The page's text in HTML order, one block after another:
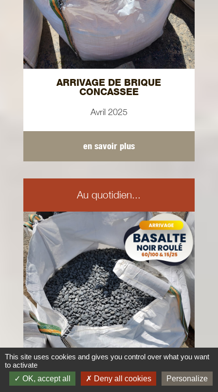
ARRIVAGE DE BRIQUE
CONCASSEE
Avril 2025
en savoir plus
Au quotidien...
This site uses cookies and gives you control over what you want
to activate
OK, accept all
Deny all cookies Personalize